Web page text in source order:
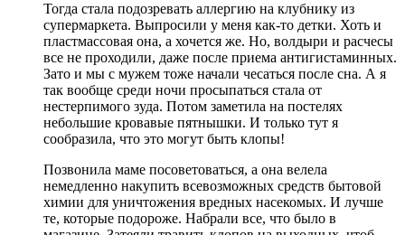
Тогда стала подозревать аллергию на клубнику из
супермаркета. Выпросили у меня как-то детки. Хоть и
пластмассовая она, а хочется же. Но, волдыри и расчесы
все не проходили, даже после приема антигистаминных.
Зато и мы с мужем тоже начали чесаться после сна. А я
так вообще среди ночи просыпаться стала от
нестерпимого зуда. Потом заметила на постелях
небольшие кровавые пятнышки. И только тут я
сообразила, что это могут быть клопы!
Позвонила маме посоветоваться, а она велела
немедленно накупить всевозможных средств бытовой
химии для уничтожения вредных насекомых. И лучше
те, которые подороже. Набрали все, что было в